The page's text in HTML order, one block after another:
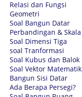
Relasi dan Fungsi
Geometri
Soal Bangun Datar
Perbandingan & Skala
Soal Dimensi Tiga
soal Tranformasi
Soal Kubus dan Balok
Soal Vektor Matematik
Bangun Sisi Datar
Ada Berapa Persegi?